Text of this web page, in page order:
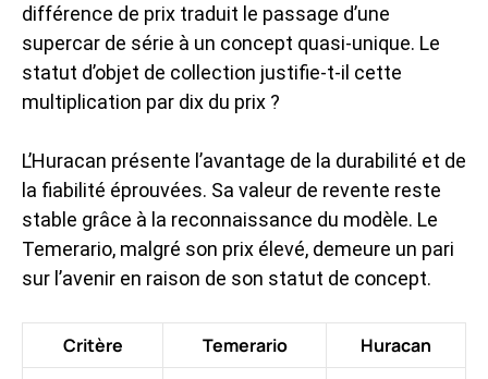
différence de prix traduit le passage d’une
supercar de série à un concept quasi-unique. Le
statut d’objet de collection justifie-t-il cette
multiplication par dix du prix ?
L’Huracan présente l’avantage de la durabilité et de
la fiabilité éprouvées. Sa valeur de revente reste
stable grâce à la reconnaissance du modèle. Le
Temerario, malgré son prix élevé, demeure un pari
sur l’avenir en raison de son statut de concept.
Critère Temerario
Huracan